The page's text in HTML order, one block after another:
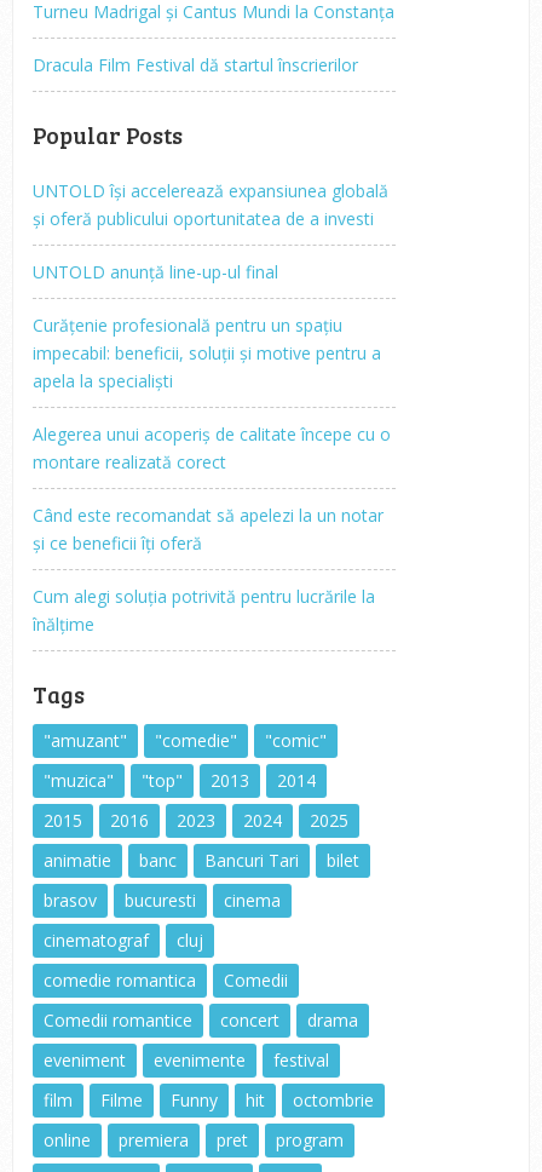
Turneu Madrigal și Cantus Mundi la Constanța
Dracula Film Festival dă startul înscrierilor
Popular Posts
UNTOLD își accelerează expansiunea globală
și oferă publicului oportunitatea de a investi
UNTOLD anunță line-up-ul final
Curățenie profesională pentru un spațiu
impecabil: beneficii, soluții și motive pentru a
apela la specialiști
Alegerea unui acoperiș de calitate începe cu o
montare realizată corect
Când este recomandat să apelezi la un notar
și ce beneficii îți oferă
Cum alegi soluția potrivită pentru lucrările la
înălțime
Tags
"amuzant" "comedie"
"comic"
"muzica"
"top" 2013
2014
2015
2016 2023 2024
2025
animatie
banc Bancuri Tari
bilet
brasov
bucuresti
cinema
cinematograf
cluj
comedie romantica
Comedii
Comedii romantice
concert
drama
eveniment
evenimente
festival
film
Filme Funny hit
octombrie
online
premiera pret
program